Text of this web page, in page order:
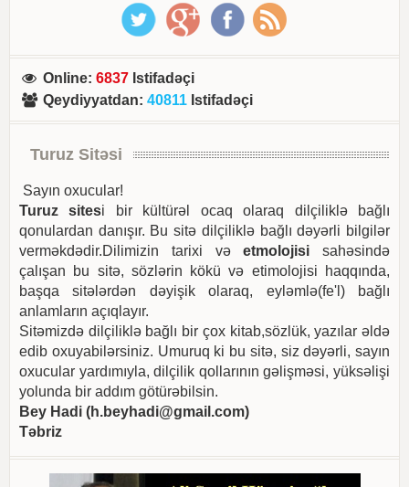
Online:6837 Istifadəçi
Qeydiyyatdan:40811 Istifadəçi
Turuz Sitəsi
Sayın oxucular!
Turuz sitesi bir kültürəl ocaq olaraq dilçiliklə bağlı
qonulardan danışır. Bu sitə dilçiliklə bağlı dəyərli bilgilər
verməkdədir.Dilimizin tarixi vəetmolojisi sahəsində
çalışan bu sitə, sözlərin kökü və etimolojisi haqqında,
başqa sitələrdən dəyişik olaraq, eyləmlə(fe'l) bağlı
anlamların açıqlayır.
Sitəmizdə dilçiliklə bağlı bir çox kitab,sözlük, yazılar əldə
edib oxuyabilərsiniz. Umuruq ki bu sitə, siz dəyərli, sayın
oxucular yardımıyla, dilçilik qollarının gəlişməsi, yüksəlişi
yolunda bir addım götürəbilsin.
Bey Hadi (h.beyhadi@gmail.com)
Təbriz